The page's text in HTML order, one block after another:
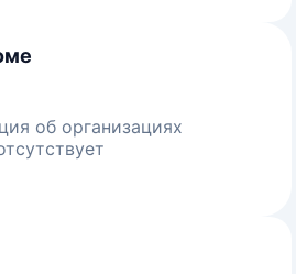
об организациях